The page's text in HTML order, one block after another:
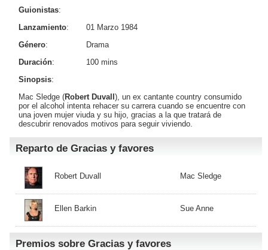
Guionistas:
Lanzamiento:
01 Marzo 1984
Género:
Drama
Duración:
100 mins
Sinopsis:
Mac Sledge (Robert Duvall ), un ex cantante country consumido
por el alcohol intenta rehacer su carrera cuando se encuentre con
una joven mujer viuda y su hijo, gracias a la que tratará de
descubrir renovados motivos para seguir viviendo.
Reparto de Gracias y favores
Robert Duvall Mac Sledge
Ellen Barkin Sue Anne
Premios sobre Gracias y favores